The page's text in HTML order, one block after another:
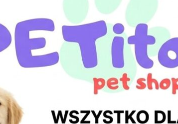
ul. Leśna 2
tel. 503 900 215
Godziny pracy
pon. – piąt. 10.00 – 19.00
sob. 8.00 – 15.00
niedz. zamknięte